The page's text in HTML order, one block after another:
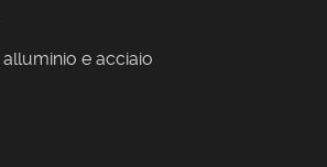
alluminio e acciaio